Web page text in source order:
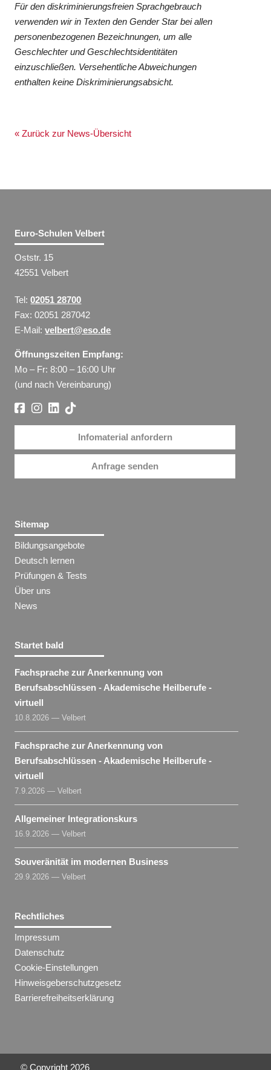
Für den diskriminierungsfreien Sprachgebrauch
verwenden wir in Texten den Gender Star bei allen
personenbezogenen Bezeichnungen, um alle
Geschlechter und Geschlechtsidentitäten
einzuschließen. Versehentliche Abweichungen
enthalten keine Diskriminierungsabsicht.
« Zurück zur News-Übersicht
Euro-Schulen Velbert
Oststr. 15
42551 Velbert
Tel:02051 28700
Fax: 02051 287042
E-Mail:velbert@eso.de
Öffnungszeiten Empfang:
Mo – Fr: 8:00 – 16:00 Uhr
(und nach Vereinbarung)
Infomaterial anfordern
Anfrage senden
Sitemap
Bildungsangebote
Deutsch lernen
Prüfungen & Tests
Über uns
News
Startet bald
Fachsprache zur Anerkennung von
Berufsabschlüssen - Akademische Heilberufe -
virtuell
10.8.2026 — Velbert
Fachsprache zur Anerkennung von
Berufsabschlüssen - Akademische Heilberufe -
virtuell
7.9.2026 — Velbert
Allgemeiner Integrationskurs
16.9.2026 — Velbert
Souveränität im modernen Business
29.9.2026 — Velbert
Rechtliches
Impressum
Datenschutz
Cookie-Einstellungen
Hinweisgeberschutzgesetz
Barrierefreiheitserklärung
© Copyright 2026